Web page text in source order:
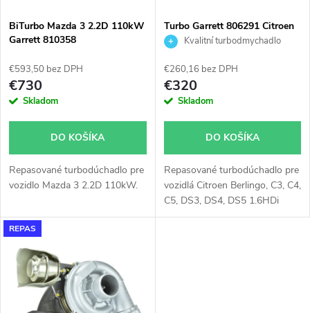
e
p
r
d
u
k
t
s
p
r
o
d
u
k
t
o
BiTurbo Mazda 3 2.2D 110kW
Garrett 810358
€593,50 bez DPH
€730
Skladom
DO KOŠÍKA
Repasované turbodúchadlo pre
vozidlo Mazda 3 2.2D 110kW.
Turbo Garrett 806291 Citroen
Ford Mazda Peugeot Volvo 1.5
Kvalitní turbodmychadlo
€260,16 bez DPH
€320
Skladom
DO KOŠÍKA
Repasované turbodúchadlo pre
vozidlá Citroen Berlingo, C3, C4,
C5, DS3, DS4, DS5 1.6HDi
84kW 85kW, Ford B-Max, C-
REPAS